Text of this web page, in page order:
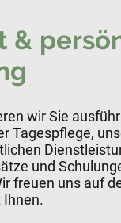
&
wir Sie
Tagespflege,
und
freuen uns auf